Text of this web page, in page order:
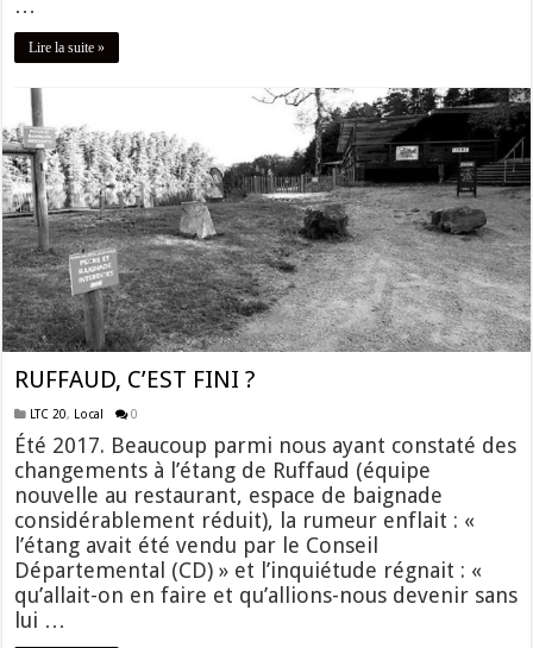
…
Lire la suite »
RUFFAUD, C’EST FINI ?
LTC 20, Local 0
Été 2017. Beaucoup parmi nous ayant constaté des
changements à l’étang de Ruffaud (équipe
nouvelle au restaurant, espace de baignade
considérablement réduit), la rumeur enflait : «
l’étang avait été vendu par le Conseil
Départemental (CD) » et l’inquiétude régnait : «
qu’allait-on en faire et qu’allions-nous devenir sans
lui …